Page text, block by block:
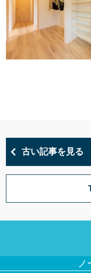
古い記事を見る
ノ